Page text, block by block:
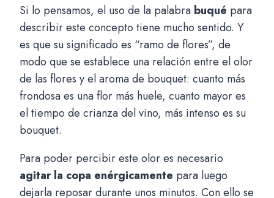
Si lo pensamos, el uso de la palabra buqué para
describir este concepto tiene mucho sentido. Y
es que su significado es “ramo de flores”, de
modo que se establece una relación entre el olor
de las flores y el aroma de bouquet: cuanto más
frondosa es una flor más huele, cuanto mayor es
el tiempo de crianza del vino, más intenso es su
bouquet.
Para poder percibir este olor es necesario
agitar la copa enérgicamente para luego
dejarla reposar durante unos minutos. Con ello se